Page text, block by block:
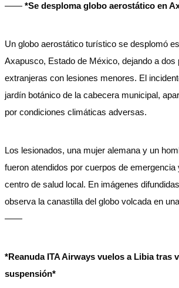
—— *Se desploma globo aerostático en
Un globo aerostático turístico se desplomó
Axapusco, Estado de México, dejando a dos
extranjeras con lesiones menores. El
jardín botánico de la cabecera municipal,
por condiciones climáticas adversas.
Los lesionados, una mujer alemana y un
fueron atendidos por cuerpos de emergencia
centro de salud local. En imágenes
observa la canastilla del globo volcada en
——
*Reanuda ITA Airways vuelos a Libia tras
suspensión*